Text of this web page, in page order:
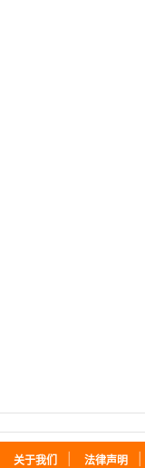
关于我们 法律声明